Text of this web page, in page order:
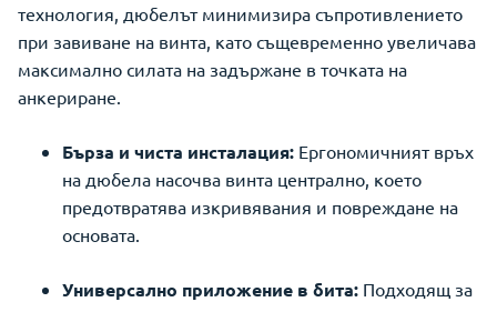
технология, дюбелът минимизира съпротивлението
при завиване на винта, като същевременно увеличава
максимално силата на задържане в точката на
анкериране.
Бърза и чиста инсталация: Ергономичният връх
на дюбела насочва винта централно, което
предотвратява изкривявания и повреждане на
основата.
Универсално приложение в бита: Подходящ за